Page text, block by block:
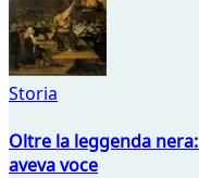
Storia
Oltre la leggenda
aveva voce